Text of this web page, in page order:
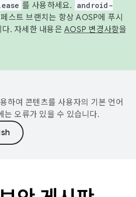
를 사용하세요.
android-
스트 브랜치는 항상 AOSP에 푸시
. 자세한 내용은 AOSP 변경사항을
하여 콘텐츠를 사용자의 기본 언어
는 오류가 있을 수 있습니다.